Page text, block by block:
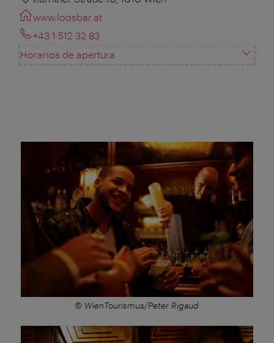
www.loosbar.at
+43 1 512 32 83
Horarios de apertura
© WienTourismus/Peter Rigaud